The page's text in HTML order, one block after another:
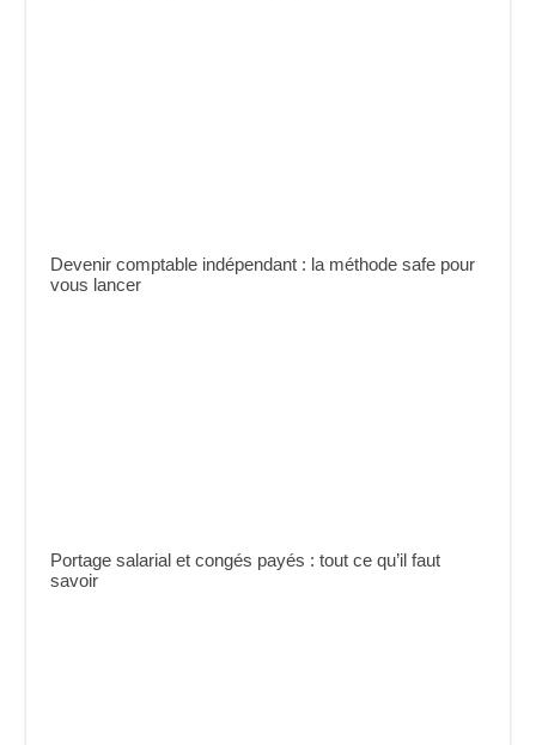
Devenir comptable indépendant : la méthode safe pour
vous lancer
Portage salarial et congés payés : tout ce qu’il faut
savoir